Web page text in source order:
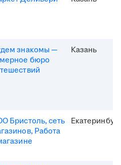
знакомы —
бюро
Казань
Бристоль, сеть
Работа